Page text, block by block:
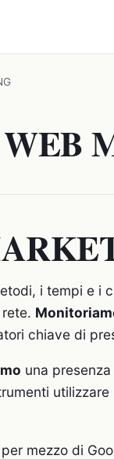
WEB
i tempi e i
chiave di
una
mezzo di